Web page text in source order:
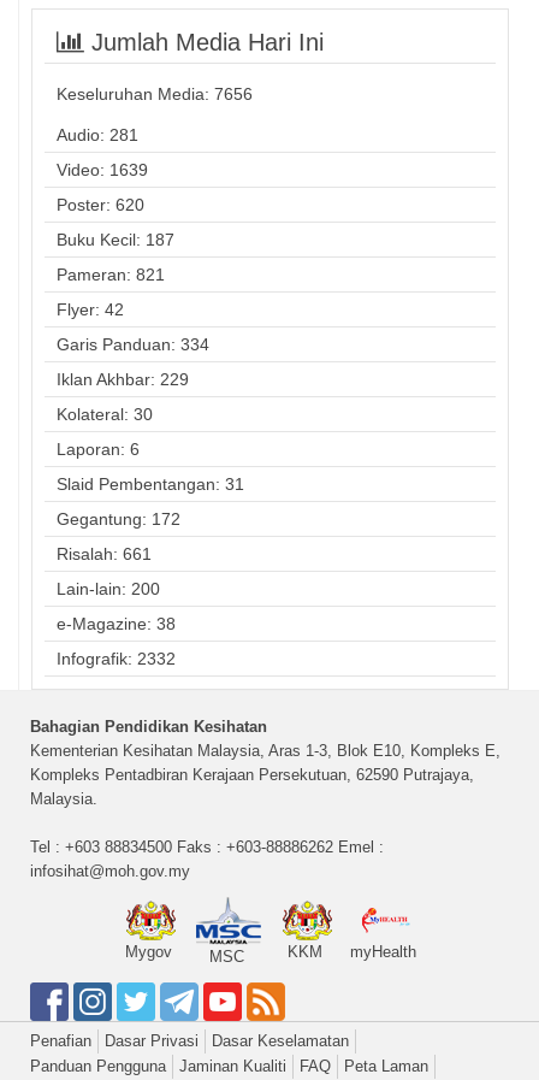
Jumlah Media Hari Ini
Keseluruhan Media: 7656
Audio: 281
Video: 1639
Poster: 620
Buku Kecil: 187
Pameran: 821
Flyer: 42
Garis Panduan: 334
Iklan Akhbar: 229
Kolateral: 30
Laporan: 6
Slaid Pembentangan: 31
Gegantung: 172
Risalah: 661
Lain-lain: 200
e-Magazine: 38
Infografik: 2332
Bahagian Pendidikan Kesihatan
Kementerian Kesihatan Malaysia, Aras 1-3, Blok E10, Kompleks E,
Kompleks Pentadbiran Kerajaan Persekutuan, 62590 Putrajaya,
Malaysia.
Tel : +603 88834500 Faks : +603-88886262 Emel :
infosihat@moh.gov.my
Mygov MSC KKM myHealth
Penafian Dasar Privasi
Dasar Keselamatan
Panduan Pengguna
Jaminan Kualiti FAQ Peta Laman